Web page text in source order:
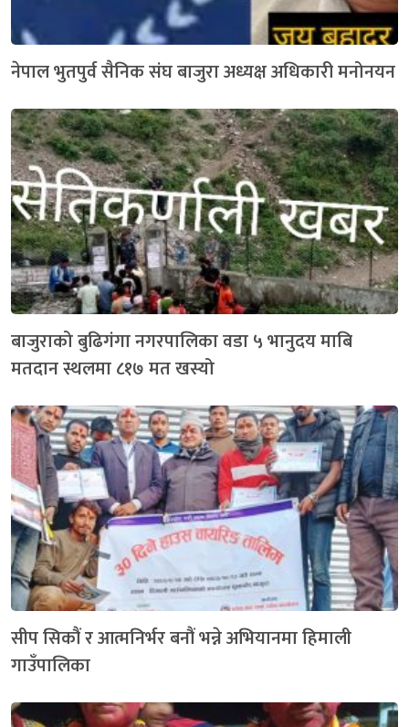
नेपाल भुतपुर्व सैनिक संघ बाजुरा अध्यक्ष अधिकारी मनोनयन
बाजुराको बुढिगंगा नगरपालिका वडा ५ भानुदय माबि
मतदान स्थलमा ८१७ मत खस्यो
सीप सिकौं र आत्मनिर्भर बनौं भन्ने अभियानमा हिमाली
गाउँपालिका